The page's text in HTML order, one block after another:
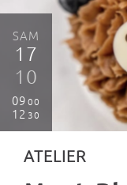
SAM
17
10
09 00
12 30
ATELIER